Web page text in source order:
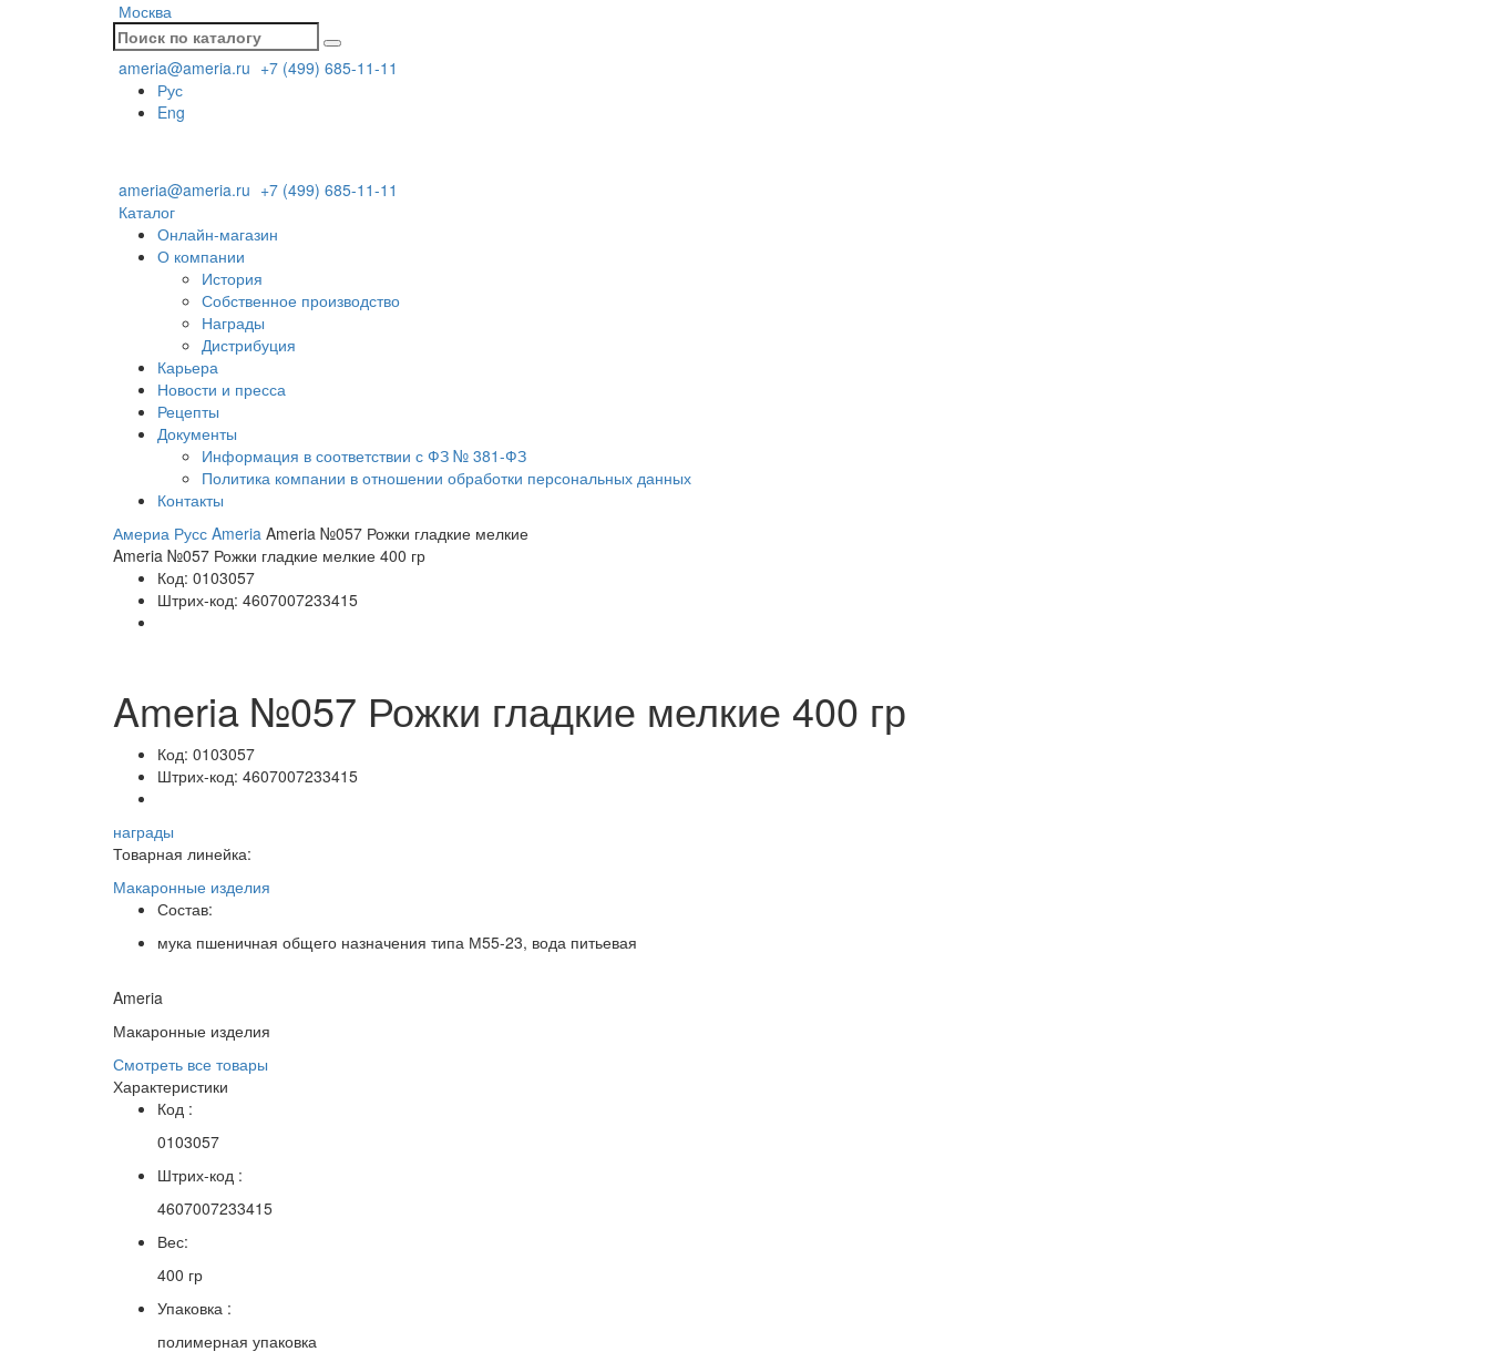
Москва
ameria@ameria.ru +7 (499) 685-11-11
Рус
Eng
ameria@ameria.ru +7 (499) 685-11-11
Каталог
Онлайн-магазин
О компании
История
Собственное производство
Награды
Дистрибуция
Карьера
Новости и пресса
Рецепты
Документы
Информация в соответствии с ФЗ № 381-ФЗ
Политика компании в отношении обработки персональных данных
Контакты
Америа Русс Ameria Ameria №057 Рожки гладкие мелкие
Ameria №057 Рожки гладкие мелкие 400 гр
Код: 0103057
Штрих-код: 4607007233415
Ameria №057 Рожки гладкие мелкие 400 гр
Код: 0103057
Штрих-код: 4607007233415
награды
Товарная линейка:
Макаронные изделия
Состав:
мука пшеничная общего назначения типа М55-23, вода питьевая
Ameria
Макаронные изделия
Смотреть все товары
Характеристики
Код :
0103057
Штрих-код :
4607007233415
Вес:
400 гр
Упаковка :
полимерная упаковка